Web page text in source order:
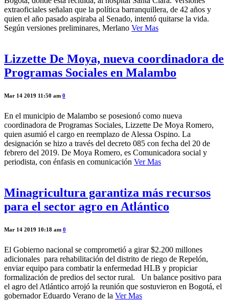
extraoficiales señalan que la política barranquillera, de 42 años y
quien el año pasado aspiraba al Senado, intentó quitarse la vida.
Según versiones preliminares, Merlano Ver Mas
Lizzette De Moya, nueva coordinadora de
Programas Sociales en Malambo
Mar 14 2019 11:50 am 0
En el municipio de Malambo se posesionó como nueva
coordinadora de Programas Sociales, Lizzette De Moya Romero,
quien asumió el cargo en reemplazo de Alessa Ospino. La
designación se hizo a través del decreto 085 con fecha del 20 de
febrero del 2019. De Moya Romero, es Comunicadora social y
periodista, con énfasis en comunicación Ver Mas
Minagricultura garantiza más recursos
para el sector agro en Atlántico
Mar 14 2019 10:18 am 0
El Gobierno nacional se comprometió a girar $2.200 millones
adicionales para rehabilitación del distrito de riego de Repelón,
enviar equipo para combatir la enfermedad HLB y propiciar
formalización de predios del sector rural. Un balance positivo para
el agro del Atlántico arrojó la reunión que sostuvieron en Bogotá, el
gobernador Eduardo Verano de la Ver Mas